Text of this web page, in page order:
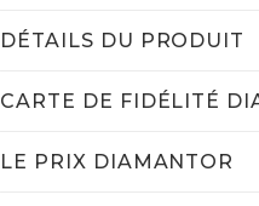
DÉTAILS DU PRODUIT
CARTE DE FIDÉLITÉ
LE PRIX DIAMANTOR